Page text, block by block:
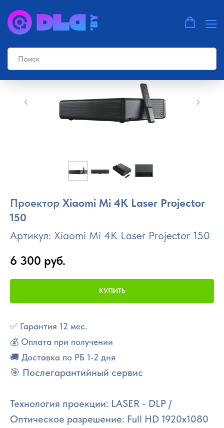
Проектор Xiaomi Mi 4K Laser Projector
150
Артикул: Xiaomi Mi 4K Laser Projector 150
6 300 руб.
КУПИТЬ
✅ Гарантия 12 мес.
💰 Оплата при получении
🚚 Доставка по РБ 1-2 дня
🎯 Послегарантийный сервис
Технология проекции: LASER - DLP /
Оптическое разрешение: Full HD 1920x1080